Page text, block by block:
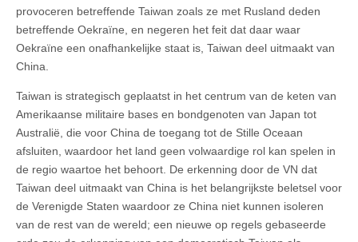
provoceren betreffende Taiwan zoals ze met Rusland deden
betreffende Oekraïne, en negeren het feit dat daar waar
Oekraïne een onafhankelijke staat is, Taiwan deel uitmaakt van
China.
Taiwan is strategisch geplaatst in het centrum van de keten van
Amerikaanse militaire bases en bondgenoten van Japan tot
Australië, die voor China de toegang tot de Stille Oceaan
afsluiten, waardoor het land geen volwaardige rol kan spelen in
de regio waartoe het behoort. De erkenning door de VN dat
Taiwan deel uitmaakt van China is het belangrijkste beletsel voor
de Verenigde Staten waardoor ze China niet kunnen isoleren
van de rest van de wereld; een nieuwe op regels gebaseerde